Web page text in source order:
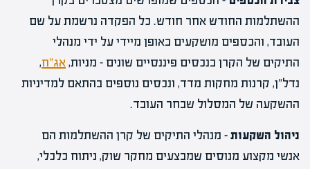
ההשתלמות החודש אחר חודש. כל הפקדה נרשמת על שם
העובד, והכספים מושקעים באופן מיידי על ידי מנהלי
התיקים של הקרן בנכסים פיננסיים שונים – מניות,אג"ח,
נדל"ן, קרנות מחקות מדד, ונכסים נוספים בהתאם למדיניות
ההשקעה של המסלול שבחר העובד.
ניהול השקעות– מנהלי התיקים של קרן ההשתלמות הם
אנשי מקצוע מנוסים שמבצעים מחקר שוק, ניתוח כלכלי,